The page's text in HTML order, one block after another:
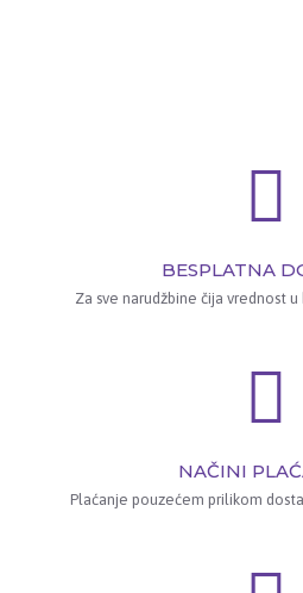
BESPLATNA
Za sve narudžbine čija vrednost u
NAČINI
Plaćanje pouzećem prilikom